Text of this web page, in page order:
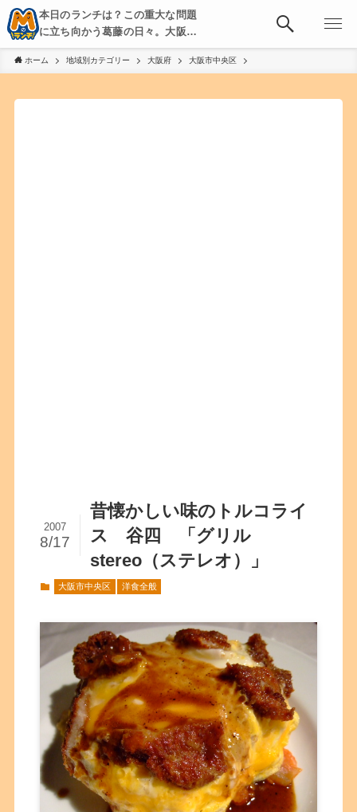
本日のランチは？この重大な問題
に立ち向かう葛藤の日々。大阪・
京都・神戸を中心とした食べ歩
き、飲み歩きを綴る。
ホーム 地域別カテゴリー 大阪府 大阪市中央区
昔懐かしい味のトルコライ
ス 谷四 「グリル
stereo（ステレオ）」
2007
8/17
大阪市中央区 洋食全般